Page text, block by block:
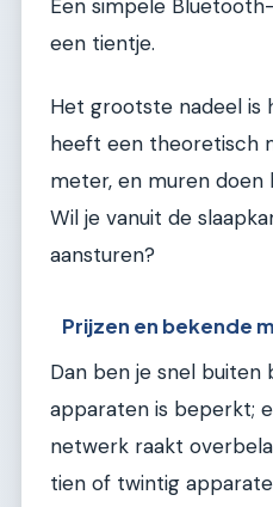
Een simpele
een tientje.
Het grootste nadeel is
heeft een theoretisch
meter, en muren doen
Wil je vanuit de
aansturen?
Prijzen en bekende
Dan ben je snel buiten
apparaten is beperkt;
netwerk raakt
tien of twintig